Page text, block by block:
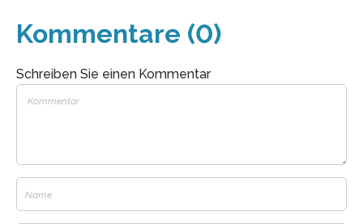
Kommentare (0)
Schreiben Sie einen Kommentar